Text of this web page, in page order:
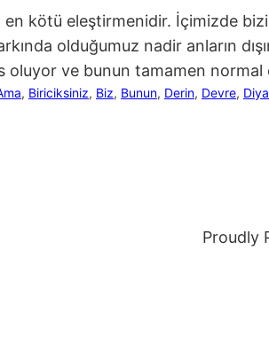
kötü eleştirmenidir. İçimizde bizi
olduğumuz nadir anların
oluyor ve bunun tamamen
, Biriciksiniz, Biz, Bunun, Derin, Devre,
Proudly